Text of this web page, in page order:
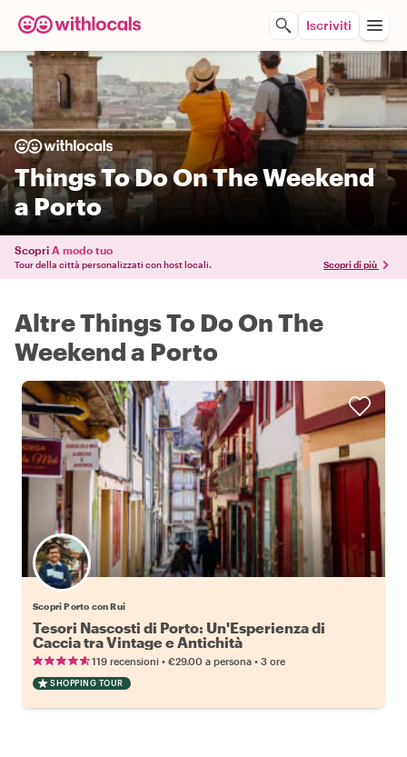
Iscriviti
Things To Do On The Weekend
a Porto
Scopri A modo tuo
Tour della città personalizzati con host locali. Scopri di più
Altre Things To Do On The
Weekend a Porto
Scopri Porto con Rui
Tesori Nascosti di Porto: Un'Esperienza di
Caccia tra Vintage e Antichità
119 recensioni • €29.00 a persona • 3 ore
SHOPPING TOUR